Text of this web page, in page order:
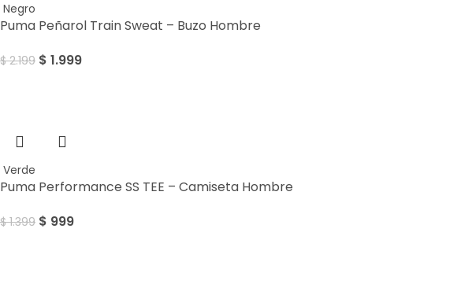
Negro
Puma Peñarol Train Sweat – Buzo Hombre
$2.199 $ 1.999
Verde
Puma Performance SS TEE – Camiseta Hombre
$1.399 $ 999